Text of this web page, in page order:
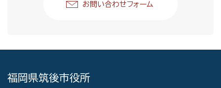
お問い合わせフォーム
福岡県筑後市役所